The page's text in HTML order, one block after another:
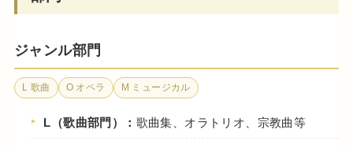
ジャンル部門
L 歌曲 O オペラ M ミュージカル
L（歌曲部門）： 歌曲集、オラトリオ、宗教曲等